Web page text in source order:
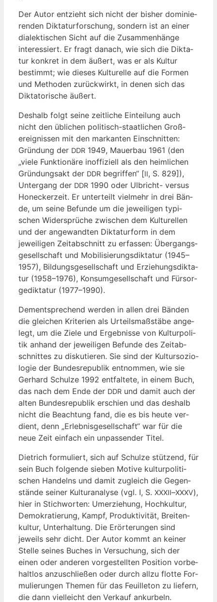
Der Autor ent­zieht sich nicht der bis­her domi­nie­
ren­den Dik­ta­tur­for­schung, son­dern ist an einer
dia­lek­ti­schen Sicht auf die Zusam­men­hän­ge
inter­es­siert. Er fragt danach, wie sich die Dik­ta­
tur kon­kret in dem äußert, was er als Kul­tur
bestimmt; wie die­ses Kul­tu­rel­le auf die For­men
und Metho­den zurück­wirkt, in denen sich das
Dik­ta­to­ri­sche äußert.
Des­halb folgt sei­ne zeit­li­che Ein­tei­lung auch
nicht den übli­chen poli­tisch-staat­li­chen Groß­
ereig­nis­sen mit den mar­kan­ten Ein­schnit­ten:
Grün­dung der DDR 1949, Mau­er­bau 1961 (den
„vie­le Funk­tio­nä­re inof­fi­zi­ell als den heim­li­chen
Grün­dungs­akt der DDR begrif­fen“ [II, S. 829]),
Unter­gang der DDR 1990 oder Ulb­richt- ver­sus
Hon­eck­er­zeit. Er unter­teilt viel­mehr in drei Bän­
de, um sei­ne Befun­de um die jewei­li­gen typi­
schen Wider­sprü­che zwi­schen dem Kul­tu­rel­len
und der ange­wand­ten Dik­ta­tur­form in dem
jewei­li­gen Zeit­ab­schnitt zu erfas­sen: Über­gangs­
ge­sell­schaft und Mobi­li­sie­rungs­dik­ta­tur (1945–
1957), Bil­dungs­ge­sell­schaft und Erzie­hungs­dik­ta­
tur (1958–1976), Kon­sum­ge­sell­schaft und Für­sor­
ge­dik­ta­tur (1977–1990).
Dem­entspre­chend wer­den in allen drei Bän­den
die glei­chen Kri­te­ri­en als Urteils­maß­stä­be ange­
legt, um die Zie­le und Ergeb­nis­se von Kul­tur­po­li­
tik anhand der jewei­li­gen Befun­de des Zeit­ab­
schnit­tes zu dis­ku­tie­ren. Sie sind der Kul­tur­so­zio­
lo­gie der Bun­des­re­pu­blik ent­nom­men, wie sie
Ger­hard Schul­ze 1992 ent­fal­te­te, in einem Buch,
das nach dem Ende der DDR und damit auch der
alten Bun­des­re­pu­blik erschien und das des­halb
nicht die Beach­tung fand, die es bis heu­te ver­
dient, denn „Erleb­nis­ge­sell­schaft“ war für die
neue Zeit ein­fach ein unpas­sen­der Titel.
Diet­rich for­mu­liert, sich auf Schul­ze stüt­zend, für
sein Buch fol­gen­de sie­ben Moti­ve kul­tur­po­li­ti­
schen Han­delns und damit zugleich die Gegen­
stän­de sei­ner Kul­tur­ana­ly­se (vgl. I, S. XXXII–XXXV),
hier in Stich­wor­ten: Umer­zie­hung, Hoch­kul­tur,
Demo­kra­tie­rung, Kampf, Pro­duk­ti­vi­tät, Brei­ten­
kul­tur, Unter­hal­tung. Die Erör­te­run­gen sind
jeweils sehr dicht. Der Autor kommt an kei­ner
Stel­le sei­nes Buches in Ver­su­chung, sich der
einen oder ande­ren vor­ge­stell­ten Posi­ti­on vor­be­
halt­los anzu­schlie­ßen oder durch all­zu flot­te For­
mu­lie­run­gen The­men für das Feuil­le­ton zu lie­fern,
die dann viel­leicht den Ver­kauf ankurbeln.